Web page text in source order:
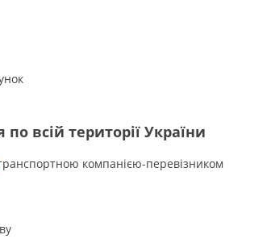
всій території України
компанією-перевізником